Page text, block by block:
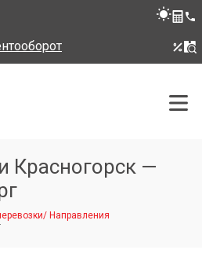
Красногорск —
/ Направления